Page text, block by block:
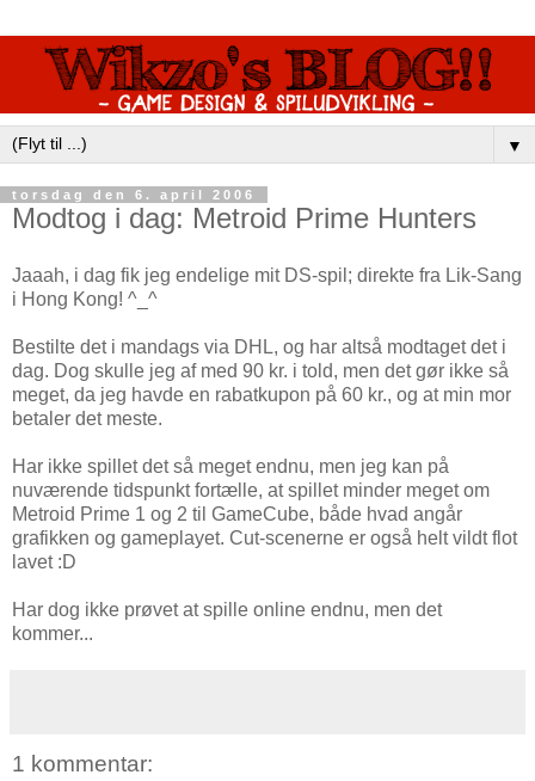
▼
torsdag den 6. april 2006
Modtog i dag: Metroid Prime Hunters
Jaaah, i dag fik jeg endelige mit DS-spil; direkte fra Lik-Sang
i Hong Kong! ^_^
Bestilte det i mandags via DHL, og har altså modtaget det i
dag. Dog skulle jeg af med 90 kr. i told, men det gør ikke så
meget, da jeg havde en rabatkupon på 60 kr., og at min mor
betaler det meste.
Har ikke spillet det så meget endnu, men jeg kan på
nuværende tidspunkt fortælle, at spillet minder meget om
Metroid Prime 1 og 2 til GameCube, både hvad angår
grafikken og gameplayet. Cut-scenerne er også helt vildt flot
lavet :D
Har dog ikke prøvet at spille online endnu, men det
kommer...
1 kommentar: